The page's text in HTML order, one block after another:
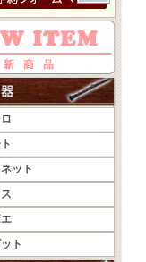
ット
ト